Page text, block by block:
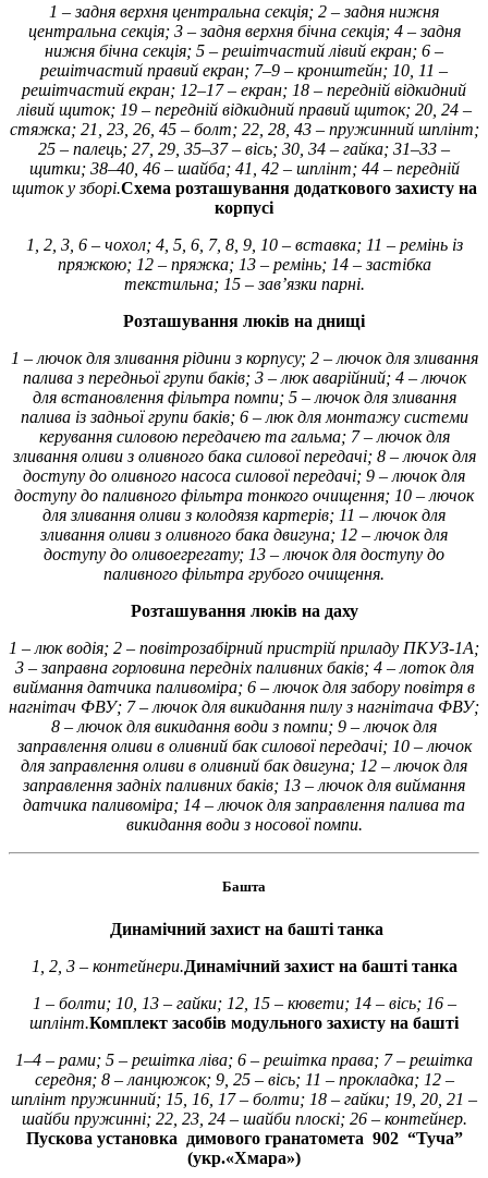
1 – задня верхня центральна секція; 2 – задня нижня
центральна секція; 3 – задня верхня бічна секція; 4 – задня
нижня бічна секція; 5 – решітчастий лівий екран; 6 –
решітчастий правий екран; 7–9 – кронштейн; 10, 11 –
решітчастий екран; 12–17 – екран; 18 – передній відкидний
лівий щиток; 19 – передній відкидний правий щиток; 20, 24 –
стяжка; 21, 23, 26, 45 – болт; 22, 28, 43 – пружинний шплінт;
25 – палець; 27, 29, 35–37 – вісь; 30, 34 – гайка; 31–33 –
щитки; 38–40, 46 – шайба; 41, 42 – шплінт; 44 – передній
щиток у зборі.Схема розташування додаткового захисту на
корпусі
1, 2, 3, 6 – чохол; 4, 5, 6, 7, 8, 9, 10 – вставка; 11 – ремінь із
пряжкою; 12 – пряжка; 13 – ремінь; 14 – застібка
текстильна; 15 – зав’язки парні.
Розташування люків на днищі
1 – лючок для зливання рідини з корпусу; 2 – лючок для зливання
палива з передньої групи баків; 3 – люк аварійний; 4 – лючок
для встановлення фільтра помпи; 5 – лючок для зливання
палива із задньої групи баків; 6 – люк для монтажу системи
керування силовою передачею та гальма; 7 – лючок для
зливання оливи з оливного бака силової передачі; 8 – лючок для
доступу до оливного насоса силової передачі; 9 – лючок для
доступу до паливного фільтра тонкого очищення; 10 – лючок
для зливання оливи з колодязя картерів; 11 – лючок для
зливання оливи з оливного бака двигуна; 12 – лючок для
доступу до оливоегрегату; 13 – лючок для доступу до
паливного фільтра грубого очищення.
Розташування люків на даху
1 – люк водія; 2 – повітрозабірний пристрій приладу ПКУЗ-1А;
3 – заправна горловина передніх паливних баків; 4 – лоток для
виймання датчика паливоміра; 6 – лючок для забору повітря в
нагнітач ФВУ; 7 – лючок для викидання пилу з нагнітача ФВУ;
8 – лючок для викидання води з помпи; 9 – лючок для
заправлення оливи в оливний бак силової передачі; 10 – лючок
для заправлення оливи в оливний бак двигуна; 12 – лючок для
заправлення задніх паливних баків; 13 – лючок для виймання
датчика паливоміра; 14 – лючок для заправлення палива та
викидання води з носової помпи.
Башта
Динамічний захист на башті танка
1, 2, 3 – контейнери.Динамічний захист на башті танка
1 – болти; 10, 13 – гайки; 12, 15 – кювети; 14 – вісь; 16 –
шплінт.Комплект засобів модульного захисту на башті
1–4 – рами; 5 – решітка ліва; 6 – решітка права; 7 – решітка
середня; 8 – ланцюжок; 9, 25 – вісь; 11 – прокладка; 12 –
шплінт пружинний; 15, 16, 17 – болти; 18 – гайки; 19, 20, 21 –
шайби пружинні; 22, 23, 24 – шайби плоскі; 26 – контейнер.
Пускова установка димового гранатомета 902 “Туча”
(укр.«Хмара»)